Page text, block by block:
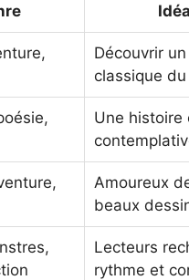
Découvrir
classique
Une histoire
Amoureux
beaux
Lecteurs
rythme et